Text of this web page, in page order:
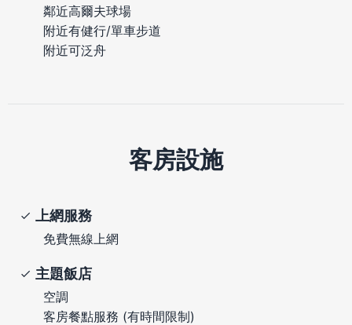
鄰近高爾夫球場
附近有健行/單車步道
附近可泛舟
客房設施
上網服務
免費無線上網
主題飯店
空調
客房餐點服務 (有時間限制)